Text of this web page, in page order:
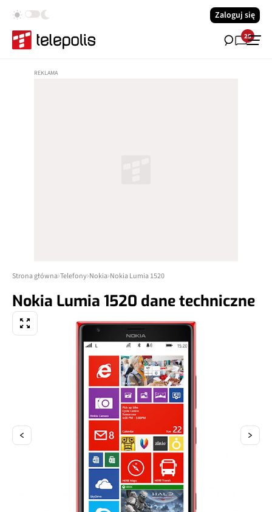
Zaloguj się
25
Strona główna Telefony Nokia Nokia Lumia 1520
Nokia Lumia 1520 dane techniczne